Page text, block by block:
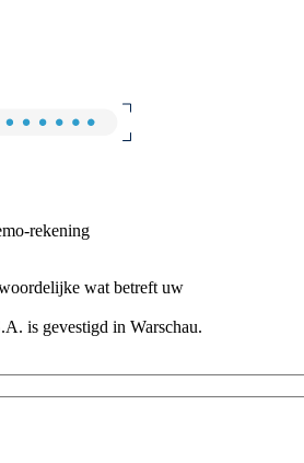
rekening
wat betreft uw
is gevestigd in Warschau.